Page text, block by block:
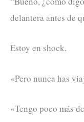
delantera antes de
Estoy en shock.
«Pero nunca has
«Tengo poco más